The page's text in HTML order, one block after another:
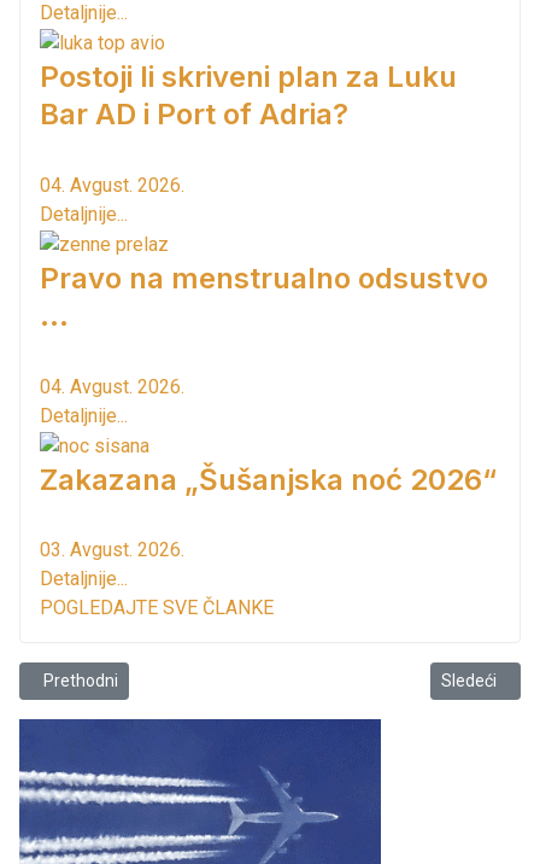
Detaljnije...
Postoji li skriveni plan za Luku
Bar AD i Port of Adria?
04. Avgust. 2026.
Detaljnije...
Pravo na menstrualno odsustvo
...
04. Avgust. 2026.
Detaljnije...
Zakazana „Šušanjska noć 2026“
03. Avgust. 2026.
Detaljnije...
POGLEDAJTE SVE ČLANKE
Prethodni članak: Prinudne mjere za neplatiše
Prethodni Sledeći
Sledeći